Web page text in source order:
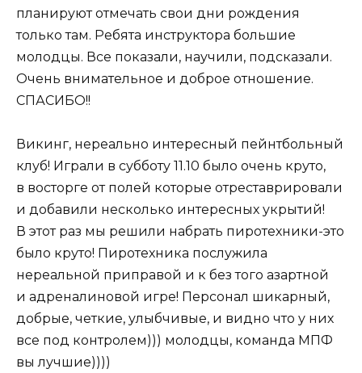
планируют отмечать свои дни рождения
только там. Ребята инструктора большие
молодцы. Все показали, научили, подсказали.
Очень внимательное и доброе отношение.
СПАСИБО!!
Викинг, нереально интересный пейнтбольный
клуб! Играли в субботу 11.10 было очень круто,
в восторге от полей которые отреставрировали
и добавили несколько интересных укрытий!
В этот раз мы решили набрать пиротехники-это
было круто! Пиротехника послужила
нереальной приправой и к без того азартной
и адреналиновой игре! Персонал шикарный,
добрые, четкие, улыбчивые, и видно что у них
все под контролем))) молодцы, команда МПФ
вы лучшие))))